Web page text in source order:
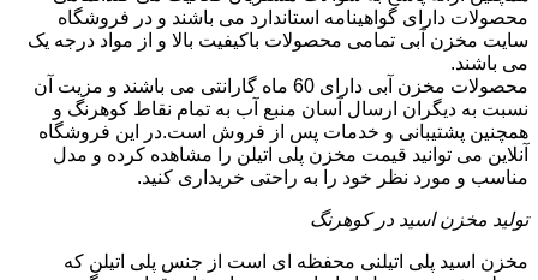
محصولات دارای گواهینامه استاندارد می باشند و در فروشگاه
سایت مخزن آبی تمامی محصولات باکیفیت بالا و از مواد درجه یک
می باشند.
محصولات مخزن آبی دارای 60 ماه گارانتی می باشند و مزیت آن
نسبت به دیگران ارسال آسان منبع آب به تمام نقاط کوهرنگ و
همچنین پشتیبانی و خدمات پس از فروش است.در این فروشگاه
آنلاین می توانید قیمت مخزن پلی اتیلن را مشاهده کرده و مدل
مناسب و مورد نظر خود را به راحتی خریداری کنید.
تولید مخزن اسید در کوهرنگ
مخزن اسید پلی اتیلنی محفظه ای است از جنس پلی اتیلن که